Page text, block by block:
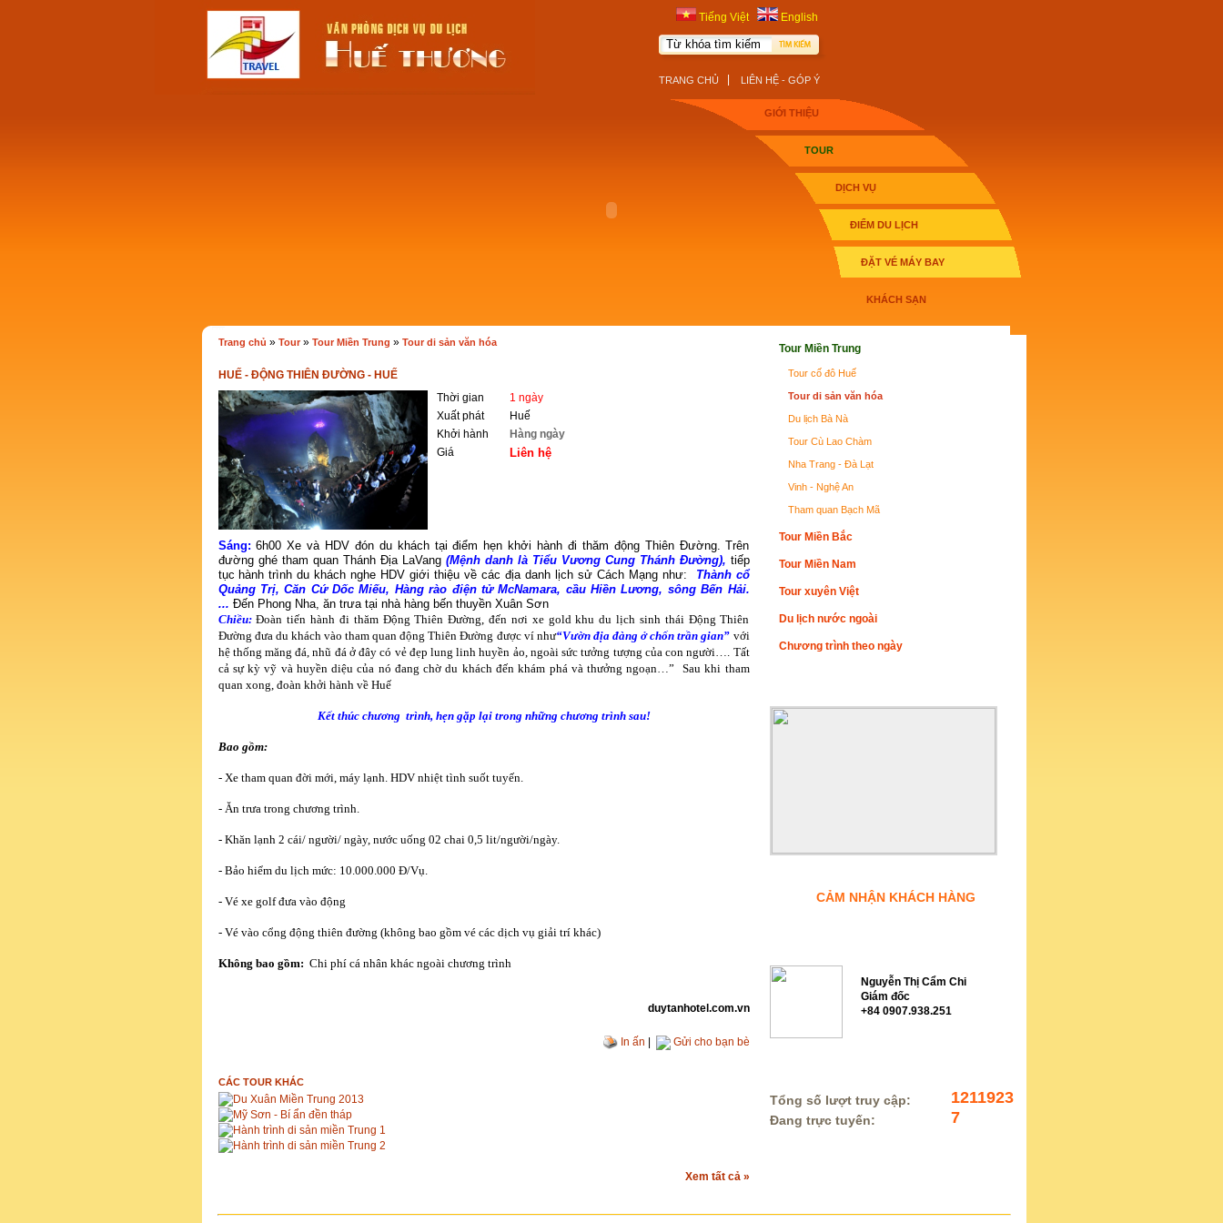
Tiếng Việt English
TRANG CHỦ LIÊN HỆ - GÓP Ý
GIỚI THIỆU
TOUR
DỊCH VỤ
ĐIỂM DU LỊCH
ĐẶT VÉ MÁY BAY
KHÁCH SẠN
Trang chủ » Tour» Tour Miền Trung » Tour di sản văn hóa
HUẾ - ĐỘNG THIÊN ĐƯỜNG - HUẾ
Thời gian
1 ngày
Xuất phát
Huế
Khởi hành
Hàng ngày
Giá
Liên hệ
Sáng: 6h00 Xe và HDV đón du khách tại điểm hẹn khởi hành đi thăm động Thiên Đường. Trên
đường ghé tham quan Thánh Địa LaVang (Mệnh danh là Tiểu Vương Cung Thánh Đường), tiếp
tục hành trình du khách nghe HDV giới thiệu về các địa danh lịch sử Cách Mạng như:
Thành cổ
Quảng Trị, Căn Cứ Dốc Miếu, Hàng rào điện tử McNamara, cầu Hiền Lương, sông Bến Hải.
... Đến Phong Nha, ăn trưa tại nhà hàng bến thuyền Xuân Sơn
Chiều:Đoàn tiến hành đi thăm Động Thiên Đường, đến nơi xe gold khu du lịch sinh thái Động Thiên
Đường đưa du khách vào tham quan động Thiên Đường được ví như“Vườn địa đàng ở chốn trần gian” với
hệ thống măng đá, nhũ đá ở đây có vẻ đẹp lung linh huyền ảo, ngoài sức tưởng tượng của con người…. Tất
cả sự kỳ vỹ và huyền diệu của nó đang chờ du khách đến khám phá và thưởng ngoạn…”
Sau khi tham
quan xong, đoàn khởi hành về Huế
Kết thúc chương trình, hẹn gặp lại trong những chương trình sau!
Bao gồm:
- Xe tham quan đời mới, máy lạnh. HDV nhiệt tình suốt tuyến.
- Ăn trưa trong chương trình.
- Khăn lạnh 2 cái/ người/ ngày, nước uống 02 chai 0,5 lit/người/ngày.
- Bảo hiểm du lịch mức: 10.000.000 Đ/Vụ.
- Vé xe golf đưa vào động
- Vé vào cổng động thiên đường (không bao gồm vé các dịch vụ giải trí khác)
Không bao gồm: Chi phí cá nhân khác ngoài chương trình
duytanhotel.com.vn
In ấn Gửi cho bạn bè
CÁC TOUR KHÁC
Du Xuân Miền Trung 2013
Mỹ Sơn - Bí ẩn đền tháp
Hành trình di sản miền Trung 1
Hành trình di sản miền Trung 2
Xem tất cả »
Tour Miền Trung
Tour cố đô Huế
Tour di sản văn hóa
Du lịch Bà Nà
Tour Cù Lao Chàm
Nha Trang - Đà Lạt
Vinh - Nghệ An
Tham quan Bạch Mã
Tour Miền Bắc
Tour Miền Nam
Tour xuyên Việt
Du lịch nước ngoài
Chương trình theo ngày
CẢM NHẬN KHÁCH HÀNG
Nguyễn Thị Cẩm Chi
Giám đốc
+84 0907.938.251
Tổng số lượt truy cập: 1211923
Đang trực tuyến: 7